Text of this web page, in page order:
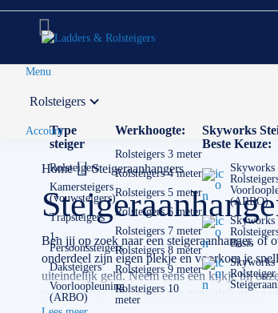
Menu
Rolsteigers
Type
steiger
Rolsteigers
Kamersteigers
(vouwsteigers)
Trapsteigers
1-
Persoonssteigers
Daksteigers
Voorloopleuning
(ARBO)
Werkhoogte:
Rolsteigers 3 meter
Rolsteigers 4 meter
Rolsteigers 5 meter
Rolsteigers 6 meter
Rolsteigers 7 meter
Rolsteigers 8 meter
Rolsteigers 9 meter
Rolsteigers 10
meter
Skyworks
Beste Keuze:
Skyworks
(ARBO)
Skyworks
Basis
Skyworks
Account
Home Steigeraanhangers
Ben jij op zoek naar een steigeraanhanger, of
onderdeel zijn eigen plekje en voorkom je
uiteindelijk geld. Neem eens een kijkje bij
configuratie? Wij helpen jou natuurlijk graag